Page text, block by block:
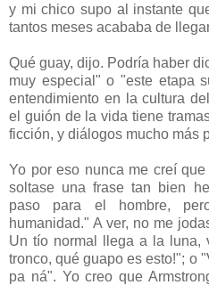
y mi chico supo al instante
tantos meses acababa de
Qué guay, dijo. Podría haber
muy especial" o "este etapa
entendimiento en la cultura
el guión de la vida tiene
ficción, y diálogos mucho más
Yo por eso nunca me creí
soltase una frase tan bien
paso para el hombre,
humanidad." A ver, no me
Un tío normal llega a la luna,
tronco, qué guapo es esto!"; o
pa ná". Yo creo que